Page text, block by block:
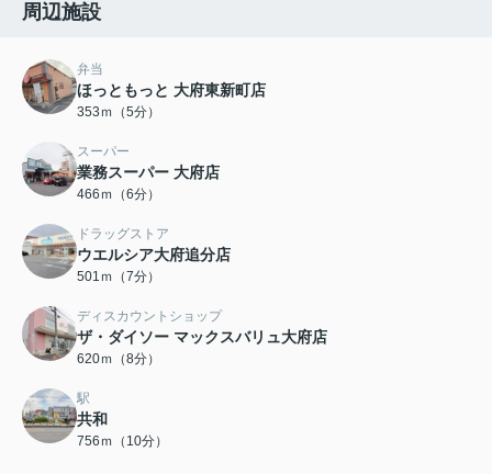
周辺施設
弁当
ほっともっと 大府東新町店
353ｍ（5分）
スーパー
業務スーパー 大府店
466ｍ（6分）
ドラッグストア
ウエルシア大府追分店
501ｍ（7分）
ディスカウントショップ
ザ・ダイソー マックスバリュ大府店
620ｍ（8分）
駅
共和
756ｍ（10分）